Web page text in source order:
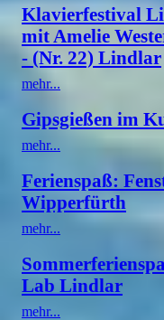
Klavierfestival
mit Amelie
- (Nr. 22) Lindlar
mehr...
Gipsgießen im
mehr...
Ferienspaß:
Wipperfürth
mehr...
Lab Lindlar
mehr...